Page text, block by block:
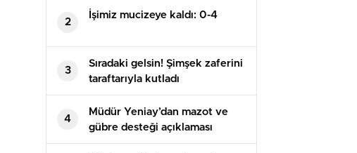
2
İşimiz mucizeye kaldı: 0-4
3
Sıradaki gelsin! Şimşek zaferini
taraftarıyla kutladı
4
Müdür Yeniay’dan mazot ve
gübre desteği açıklaması